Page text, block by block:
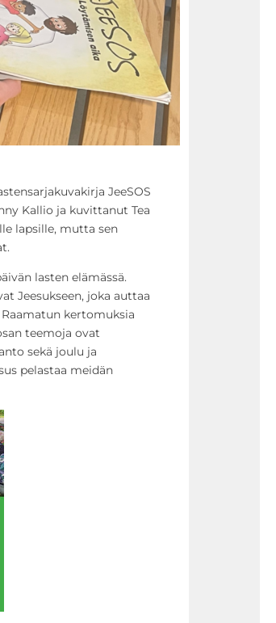
JeeSOS
Kallio ja kuvittanut Tea
lapsille, mutta sen
lasten elämässä.
Jeesukseen, joka auttaa
kertomuksia
teemoja ovat
sekä joulu ja
pelastaa meidän